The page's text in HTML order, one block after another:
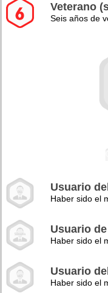
Veterano
Seis años de
Usuario
Haber sido el
Usuario
Haber sido el
Usuario
Haber sido el